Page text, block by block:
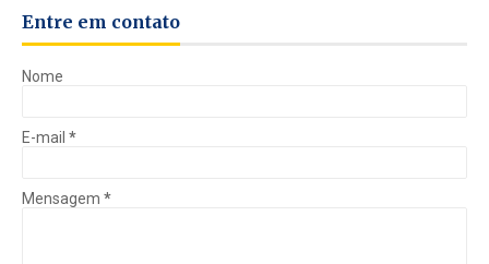
Entre em contato
Nome
E-mail *
Mensagem *